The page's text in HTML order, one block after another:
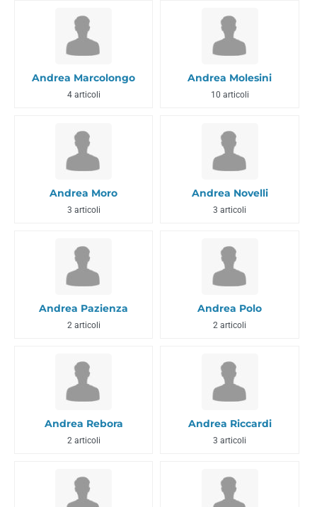
Andrea Marcolongo
4 articoli
Andrea Molesini
10 articoli
Andrea Moro
3 articoli
Andrea Novelli
3 articoli
Andrea Pazienza
2 articoli
Andrea Polo
2 articoli
Andrea Rebora
2 articoli
Andrea Riccardi
3 articoli